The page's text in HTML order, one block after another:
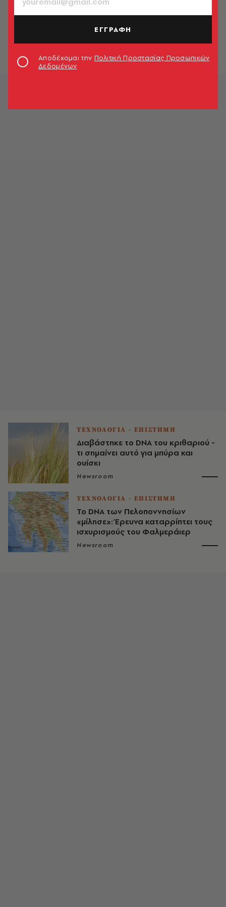
TV & MEDIA
Πασχάλης: 5 μήνες φυλακή για το
Newsroom
ΤΕΧΝΟΛΟΓΙΑ - ΕΠΙΣΤΗΜΗ
Διαβάστηκε το DNA του κριθαριού -
τι σημαίνει αυτό για μπύρα και
ουίσκι
Newsroom
ΤΕΧΝΟΛΟΓΙΑ - ΕΠΙΣΤΗΜΗ
To DNA των Πελοποννησίων
«μίλησε»: Έρευνα καταρρίπτει τους
ισχυρισμούς του Φαλμεράιερ
Newsroom
ΕΓΓΡΑΦΗ
Αποδέχομαι την Πολιτική Προστασίας Προσωπικών
Δεδομένων